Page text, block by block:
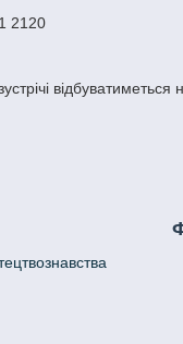
2120
відбуватиметься